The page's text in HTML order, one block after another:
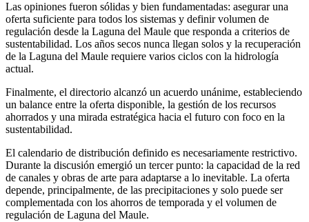
Las opiniones fueron sólidas y bien fundamentadas: asegurar una
oferta suficiente para todos los sistemas y definir volumen de
regulación desde la Laguna del Maule que responda a criterios de
sustentabilidad. Los años secos nunca llegan solos y la recuperación
de la Laguna del Maule requiere varios ciclos con la hidrología
actual.
Finalmente, el directorio alcanzó un acuerdo unánime, estableciendo
un balance entre la oferta disponible, la gestión de los recursos
ahorrados y una mirada estratégica hacia el futuro con foco en la
sustentabilidad.
El calendario de distribución definido es necesariamente restrictivo.
Durante la discusión emergió un tercer punto: la capacidad de la red
de canales y obras de arte para adaptarse a lo inevitable. La oferta
depende, principalmente, de las precipitaciones y solo puede ser
complementada con los ahorros de temporada y el volumen de
regulación de Laguna del Maule.